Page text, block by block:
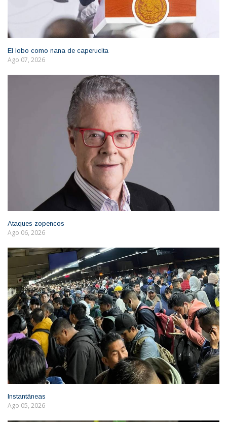
El lobo como nana de caperucita
Ago 07, 2026
Ataques zopencos
Ago 06, 2026
Instantáneas
Ago 05, 2026